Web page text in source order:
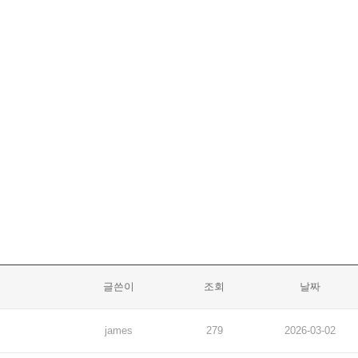
글쓴이 조회 날짜
james 279 2026-03-02